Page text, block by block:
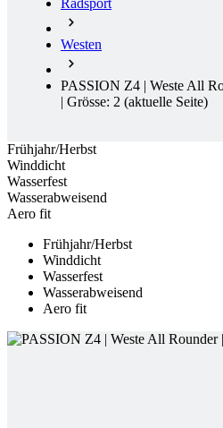
PASSION Z4 | Weste All
| Grösse: 2
Frühjahr/Herbst
Winddicht
Frühjahr/Herbst
Winddicht
Wasserfest
Wasserabweisend